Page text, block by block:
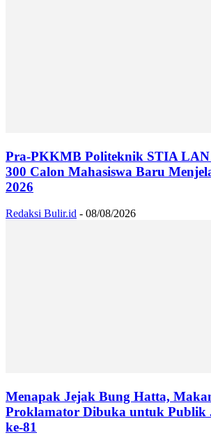
Pra-PKKMB Politeknik STIA
300 Calon Mahasiswa Baru
2026
Redaksi Bulir.id - 08/08/2026
Menapak Jejak Bung Hatta,
Proklamator Dibuka untuk Publik
ke-81